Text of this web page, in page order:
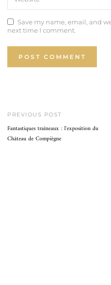
Save my name, email, and
next time I comment.
PREVIOUS POST
Fantastiques traîneaux : l'exposition du
Château de Compiègne